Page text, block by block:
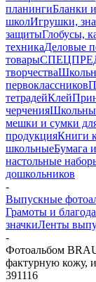
планингиБланки
школИгрушки,
защитыГлобусы,
техникаДеловые
товары
творчества
первоклассников
тетрадейКлей
черчения
мешки и сумки
продукцияКниги
школьныеБумага
настольные
дошкольников
-
Выпускные
Грамоты и
значкиЛенты
-
Фотоальбом
фактурную кожу,
391116